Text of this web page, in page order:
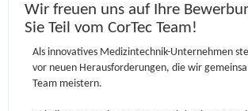
Wir freuen uns auf Ihre
Sie Teil vom CorTec Team!
Als innovatives Medizintechnik-Unternehmen
vor neuen Herausforderungen, die wir
Team meistern.